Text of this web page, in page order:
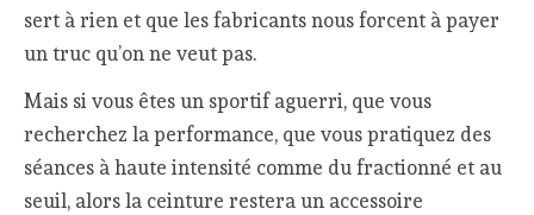
sert à rien et que les fabricants nous forcent à payer
un truc qu’on ne veut pas.
Mais si vous êtes un sportif aguerri, que vous
recherchez la performance, que vous pratiquez des
séances à haute intensité comme du fractionné et au
seuil, alors la ceinture restera un accessoire